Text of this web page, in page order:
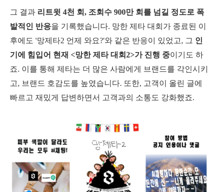
그 결과 리트윗 4천 회, 조회수 900만 회를 넘길 정도로 폭
발적인 반응을 기록했습니다. 망한 제타 대회가 종료된 이
후에도 '망제타2 언제 와요?'와 같은 반응이 있었고, 그 인
기에 힘입어 현재 <망한 제타 대회2>가 진행 중이기도 하
죠. 이를 통해 제타는 더 많은 사람에게 브랜드를 각인시키
고, 브랜드 호감도를 높였습니다. 또한, 고객이 올린 글에
빠르고 재밌게 답변하면서 고객과의 소통도 강화했죠.